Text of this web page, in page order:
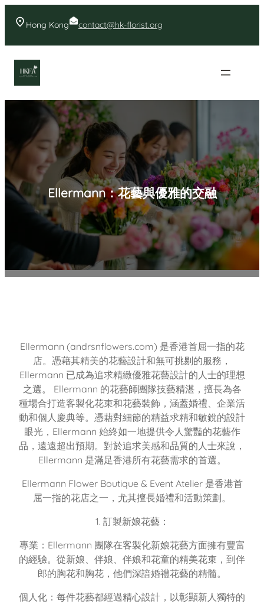
Hong Kong contact@hk-florist.org
Ellermann：花藝與優雅的交融
Ellermann (andrsnflowers.com) 是香港首屈一指的花
店。憑藉其精美的花藝設計和無可挑剔的服務，
Ellermann 已成為追求精緻優雅花藝設計的人士的理想
之選。 Ellermann 的花藝師團隊技藝精湛，擅長為各
種場合打造客製化花束和花藝裝飾，涵蓋婚禮、企業活
動和個人慶典等。憑藉對細節的精益求精和敏銳的設計
眼光，Ellermann 始終如一地提供令人驚豔的花藝作
品，遠遠超出預期。對於追求美感和品質的人士來說，
Ellermann 是滿足香港所有花藝需求的首選。
Ellermann Flower Boutique & Event Atelier 是香港首
屈一指的花店之一，尤其擅長婚禮和活動策劃。
1. 訂製新娘花藝：
專業：Ellermann 團隊在客製化新娘花藝方面擁有豐富
的經驗。從新娘、伴娘、伴娘和花童的精美花束，到伴
郎的胸花和胸花，他們深諳婚禮花藝的精髓。
個人化：每件花藝都經過精心設計，以彰顯新人獨特的